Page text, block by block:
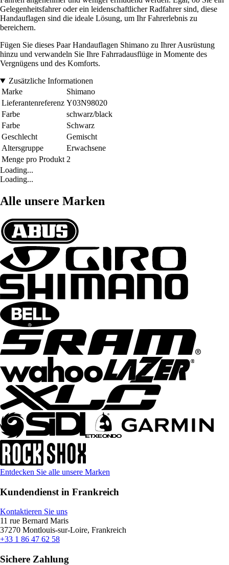
Gelegenheitsfahrer oder ein leidenschaftlicher Radfahrer sind, diese
Handauflagen sind die ideale Lösung, um Ihr Fahrerlebnis zu
bereichern.
Fügen Sie dieses Paar Handauflagen Shimano zu Ihrer Ausrüstung
hinzu und verwandeln Sie Ihre Fahrradausflüge in Momente des
Vergnügens und des Komforts.
Zusätzliche Informationen
Marke
Shimano
Lieferantenreferenz Y03N98020
Farbe
schwarz/black
Farbe
Schwarz
Geschlecht
Gemischt
Altersgruppe
Erwachsene
Menge pro Produkt 2
Loading...
Loading...
Alle unsere Marken
Entdecken Sie alle unsere Marken
Kundendienst in Frankreich
Kontaktieren Sie uns
11 rue Bernard Maris
37270 Montlouis-sur-Loire, Frankreich
+33 1 86 47 62 58
Sichere Zahlung